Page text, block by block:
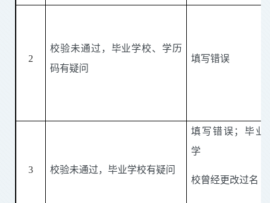
2
校验未通过，毕业学校、学历
码有疑问
填写错误
3 校验未通过，毕业学校有疑问
填写错误；毕业
学
校曾经更改过名